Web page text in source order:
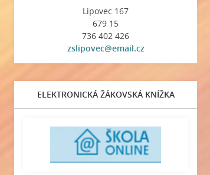
Lipovec 167
679 15
736 402 426
zslipovec@email.cz
ELEKTRONICKÁ ŽÁKOVSKÁ KNÍŽKA